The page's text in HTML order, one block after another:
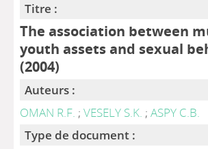
Titre :
The association between
youth assets and sexual
(2004)
Auteurs :
OMAN R.F. ;VESELY S.K. ;ASPY C.B.
Type de document :